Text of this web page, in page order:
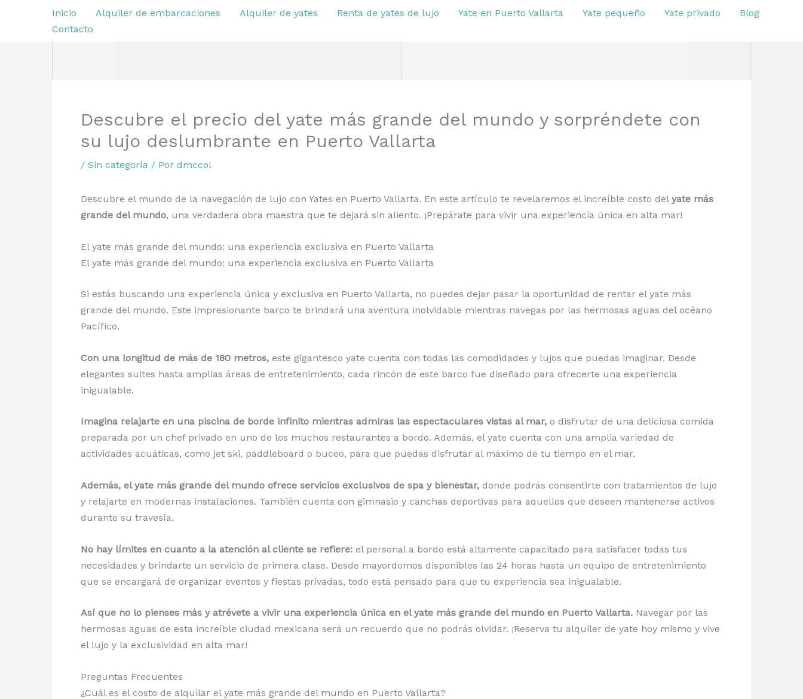
Inicio Alquiler de embarcaciones Alquiler de yates Renta de yates de lujo Yate en Puerto Vallarta Yate pequeño Yate privado
Blog
Contacto
Descubre el precio del yate más grande del mundo y sorpréndete con
su lujo deslumbrante en Puerto Vallarta
/ Sin categoría / Por dmccol
Descubre el mundo de la navegación de lujo con Yates en Puerto Vallarta. En este artículo te revelaremos el increíble costo del yate más
grande del mundo, una verdadera obra maestra que te dejará sin aliento. ¡Prepárate para vivir una experiencia única en alta mar!
El yate más grande del mundo: una experiencia exclusiva en Puerto Vallarta
El yate más grande del mundo: una experiencia exclusiva en Puerto Vallarta
Si estás buscando una experiencia única y exclusiva en Puerto Vallarta, no puedes dejar pasar la oportunidad de rentar el yate más
grande del mundo. Este impresionante barco te brindará una aventura inolvidable mientras navegas por las hermosas aguas del océano
Pacífico.
Con una longitud de más de 180 metros, este gigantesco yate cuenta con todas las comodidades y lujos que puedas imaginar. Desde
elegantes suites hasta amplias áreas de entretenimiento, cada rincón de este barco fue diseñado para ofrecerte una experiencia
inigualable.
Imagina relajarte en una piscina de borde infinito mientras admiras las espectaculares vistas al mar, o disfrutar de una deliciosa comida
preparada por un chef privado en uno de los muchos restaurantes a bordo. Además, el yate cuenta con una amplia variedad de
actividades acuáticas, como jet ski, paddleboard o buceo, para que puedas disfrutar al máximo de tu tiempo en el mar.
Además, el yate más grande del mundo ofrece servicios exclusivos de spa y bienestar, donde podrás consentirte con tratamientos de lujo
y relajarte en modernas instalaciones. También cuenta con gimnasio y canchas deportivas para aquellos que deseen mantenerse activos
durante su travesía.
No hay límites en cuanto a la atención al cliente se refiere: el personal a bordo está altamente capacitado para satisfacer todas tus
necesidades y brindarte un servicio de primera clase. Desde mayordomos disponibles las 24 horas hasta un equipo de entretenimiento
que se encargará de organizar eventos y fiestas privadas, todo está pensado para que tu experiencia sea inigualable.
Así que no lo pienses más y atrévete a vivir una experiencia única en el yate más grande del mundo en Puerto Vallarta. Navegar por las
hermosas aguas de esta increíble ciudad mexicana será un recuerdo que no podrás olvidar. ¡Reserva tu alquiler de yate hoy mismo y vive
el lujo y la exclusividad en alta mar!
Preguntas Frecuentes
¿Cuál es el costo de alquilar el yate más grande del mundo en Puerto Vallarta?